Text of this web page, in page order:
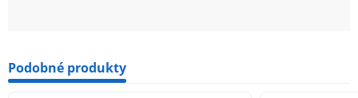
Podobné produkty